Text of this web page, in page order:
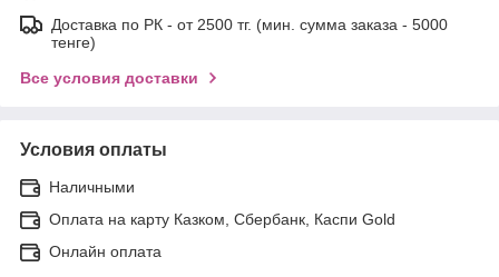
Доставка по РК - от 2500 тг. (мин. сумма заказа - 5000
тенге)
Все условия доставки
Условия оплаты
Наличными
Оплата на карту Казком, Сбербанк, Каспи Gold
Онлайн оплата